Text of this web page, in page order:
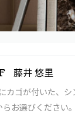
藤井 悠里
カゴが付いた、
お選びください。